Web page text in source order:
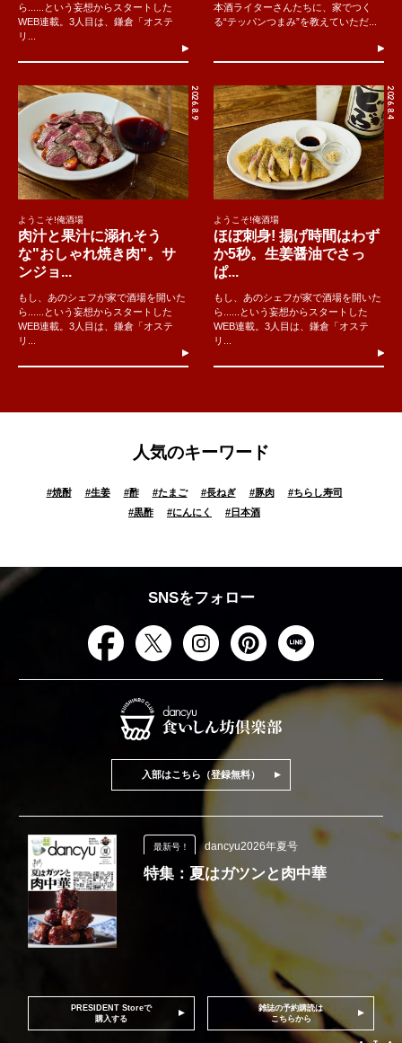
ら......という妄想からスタートした
WEB連載。3人目は、鎌倉「オステ
リ...
本酒ライターさんたちに、家でつく
る“テッパンつまみ”を教えていただ...
2026.8.9
ようこそ!俺酒場
肉汁と果汁に溺れそう
な"おしゃれ焼き肉"。サ
ンジョ...
もし、あのシェフが家で酒場を開いた
ら......という妄想からスタートした
WEB連載。3人目は、鎌倉「オステ
リ...
2026.8.4
ようこそ!俺酒場
ほぼ刺身! 揚げ時間はわず
か5秒。生姜醤油でさっ
ぱ...
もし、あのシェフが家で酒場を開いた
ら......という妄想からスタートした
WEB連載。3人目は、鎌倉「オステ
リ...
人気のキーワード
#焼酎 #生姜 #酢 #たまご #長ねぎ #豚肉 #ちらし寿司
#黒酢 #にんにく #日本酒
SNSをフォロー
入部はこちら（登録無料）
最新号！ dancyu2026年夏号
特集：夏はガツンと肉中華
PRESIDENT Storeで
購入する
雑誌の予約購読は
こちらから